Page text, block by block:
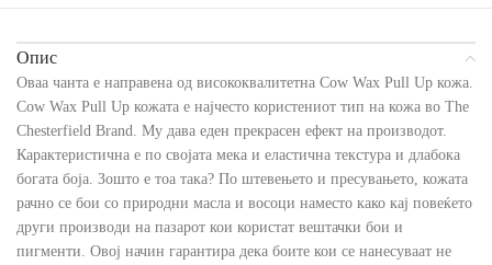
Опис
Оваа чанта е направена од висококвалитетна Cow Wax Pull Up кожа.
Cow Wax Pull Up кожата е најчесто користениот тип на кожа во The
Chesterfield Brand. Му дава еден прекрасен ефект на производот.
Карактеристична е по својата мека и еластична текстура и длабока
богата боја. Зошто е тоа така? По штевењето и пресувањето, кожата
рачно се бои со природни масла и восоци наместо како кај повеќето
други производи на пазарот кои користат вештачки бои и
пигменти. Овој начин гарантира дека боите кои се нанесуваат не